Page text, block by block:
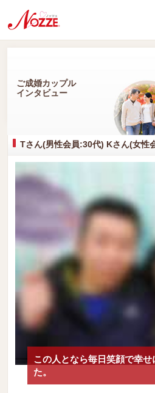
ご成婚カップル
インタビュー
Tさん(男性会員:30代) Kさん(女性
この人となら毎日笑顔で幸
た。